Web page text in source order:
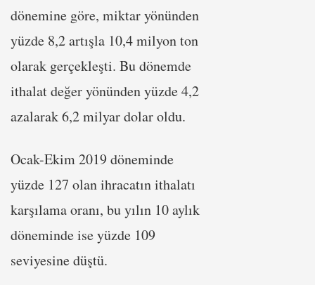
dönemine göre, miktar yönünden
yüzde 8,2 artışla 10,4 milyon ton
olarak gerçekleşti. Bu dönemde
ithalat değer yönünden yüzde 4,2
azalarak 6,2 milyar dolar oldu.
Ocak-Ekim 2019 döneminde
yüzde 127 olan ihracatın ithalatı
karşılama oranı, bu yılın 10 aylık
döneminde ise yüzde 109
seviyesine düştü.